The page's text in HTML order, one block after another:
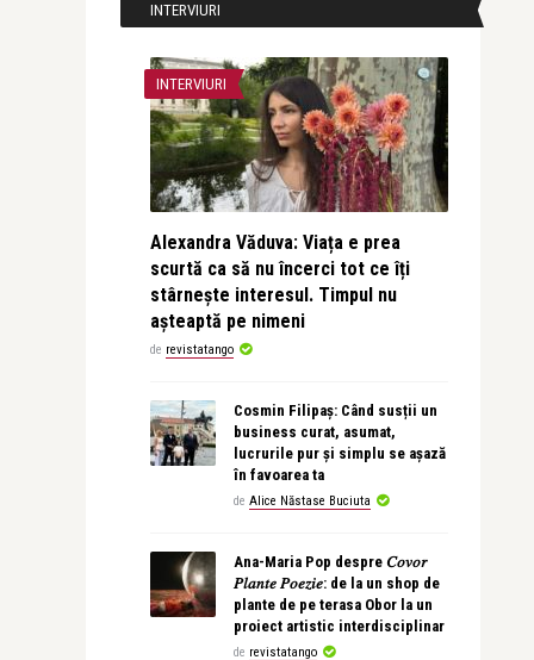
INTERVIURI
INTERVIURI
Alexandra Văduva: Viața e prea
scurtă ca să nu încerci tot ce îți
stârnește interesul. Timpul nu
așteaptă pe nimeni
de revistatango
Cosmin Filipaș: Când susții un
business curat, asumat,
lucrurile pur și simplu se așază
în favoarea ta
de Alice Năstase Buciuta
Ana-Maria Pop despre 𝐶𝑜𝑣𝑜𝑟
𝑃𝑙𝑎𝑛𝑡𝑒 𝑃𝑜𝑒𝑧𝑖𝑒: de la un shop de
plante de pe terasa Obor la un
proiect artistic interdisciplinar
de revistatango